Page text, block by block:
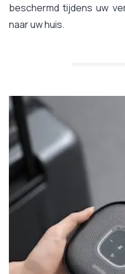
beschermd tijdens uw
naar uw huis.